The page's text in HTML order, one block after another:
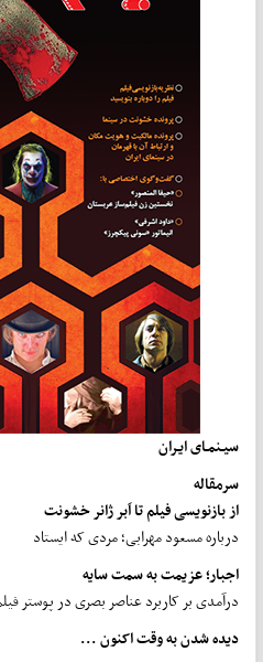
سیـنمـای ایـران
سرمقاله
از بازنویسی فیلم تا اَبر ژانر خشونت
درباره مسعود مهرابی؛ مردی که ایستاد
اجبار؛ عزیمت به سمت سایه
درآمدی بر کاربرد عناصر بصری در پوستر فیلم
دیده شدن به وقت اکنون ...